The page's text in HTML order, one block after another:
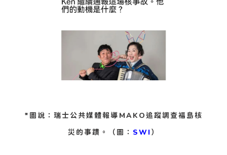
*圖說：瑞士公共媒體報導MAKO追蹤調查福島核
災的事蹟。（圖： SWI）